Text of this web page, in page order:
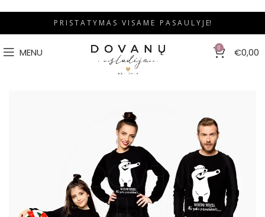
P R I S T A T Y M A S V I S A M E P A S A U L Y J E!
MENU 0 €0,00